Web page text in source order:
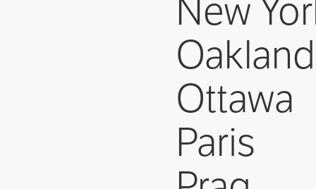
New
Oakland
Ottawa
Paris